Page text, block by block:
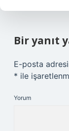
Bir yanıt
E-posta
* ile
Yorum